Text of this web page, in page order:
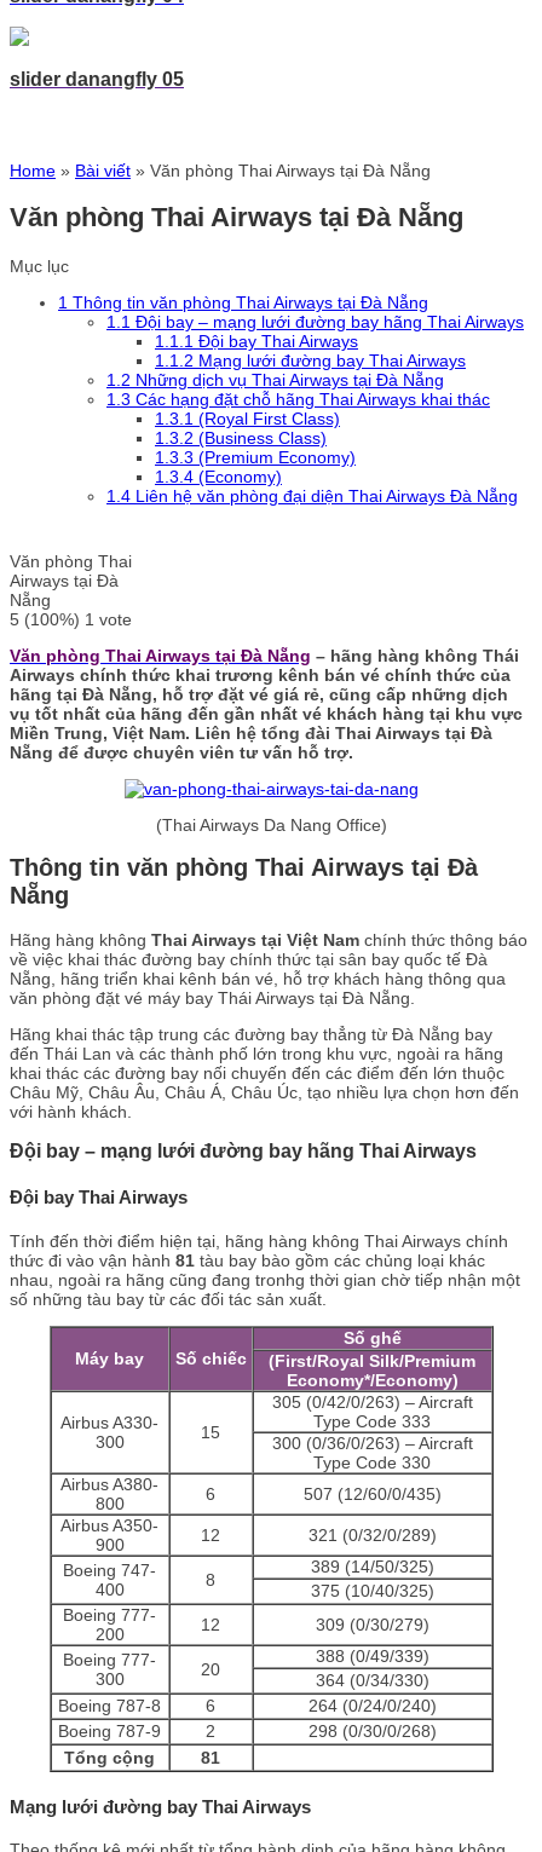
slider danangfly 05
Home » Bài viết » Văn phòng Thai Airways tại Đà Nẵng
Văn phòng Thai Airways tại Đà Nẵng
Mục lục
1 Thông tin văn phòng Thai Airways tại Đà Nẵng
1.1 Đội bay – mạng lưới đường bay hãng Thai Airways
1.1.1 Đội bay Thai Airways
1.1.2 Mạng lưới đường bay Thai Airways
1.2 Những dịch vụ Thai Airways tại Đà Nẵng
1.3 Các hạng đặt chỗ hãng Thai Airways khai thác
1.3.1 (Royal First Class)
1.3.2 (Business Class)
1.3.3 (Premium Economy)
1.3.4 (Economy)
1.4 Liên hệ văn phòng đại diện Thai Airways Đà Nẵng
Văn phòng Thai
Airways tại Đà
Nẵng
5 (100%) 1 vote
Văn phòng Thai Airways tại Đà Nẵng – hãng hàng không Thái
Airways chính thức khai trương kênh bán vé chính thức của
hãng tại Đà Nẵng, hỗ trợ đặt vé giá rẻ, cũng cấp những dịch
vụ tốt nhất của hãng đến gần nhất vé khách hàng tại khu vực
Miền Trung, Việt Nam. Liên hệ tổng đài Thai Airways tại Đà
Nẵng để được chuyên viên tư vấn hỗ trợ.
(Thai Airways Da Nang Office)
Thông tin văn phòng Thai Airways tại Đà
Nẵng
Hãng hàng không Thai Airways tại Việt Nam chính thức thông báo
về việc khai thác đường bay chính thức tại sân bay quốc tế Đà
Nẵng, hãng triển khai kênh bán vé, hỗ trợ khách hàng thông qua
văn phòng đặt vé máy bay Thái Airways tại Đà Nẵng.
Hãng khai thác tập trung các đường bay thẳng từ Đà Nẵng bay
đến Thái Lan và các thành phố lớn trong khu vực, ngoài ra hãng
khai thác các đường bay nối chuyến đến các điểm đến lớn thuộc
Châu Mỹ, Châu Âu, Châu Á, Châu Úc, tạo nhiều lựa chọn hơn đến
với hành khách.
Đội bay – mạng lưới đường bay hãng Thai Airways
Đội bay Thai Airways
Tính đến thời điểm hiện tại, hãng hàng không Thai Airways chính
thức đi vào vận hành 81 tàu bay bào gồm các chủng loại khác
nhau, ngoài ra hãng cũng đang tronhg thời gian chờ tiếp nhận một
số những tàu bay từ các đối tác sản xuất.
Máy bay Số chiếc
Số ghế
(First/Royal Silk/Premium
Economy*/Economy)
Airbus A330-
300
15
305 (0/42/0/263) – Aircraft
Type Code 333
300 (0/36/0/263) – Aircraft
Type Code 330
Airbus A380-
800
6
507 (12/60/0/435)
Airbus A350-
900
12
321 (0/32/0/289)
Boeing 747-
400
8
389 (14/50/325)
375 (10/40/325)
Boeing 777-
200
12
309 (0/30/279)
Boeing 777-
300
20
388 (0/49/339)
364 (0/34/330)
Boeing 787-8
6
264 (0/24/0/240)
Boeing 787-9
2
298 (0/30/0/268)
Tổng cộng
81
Mạng lưới đường bay Thai Airways